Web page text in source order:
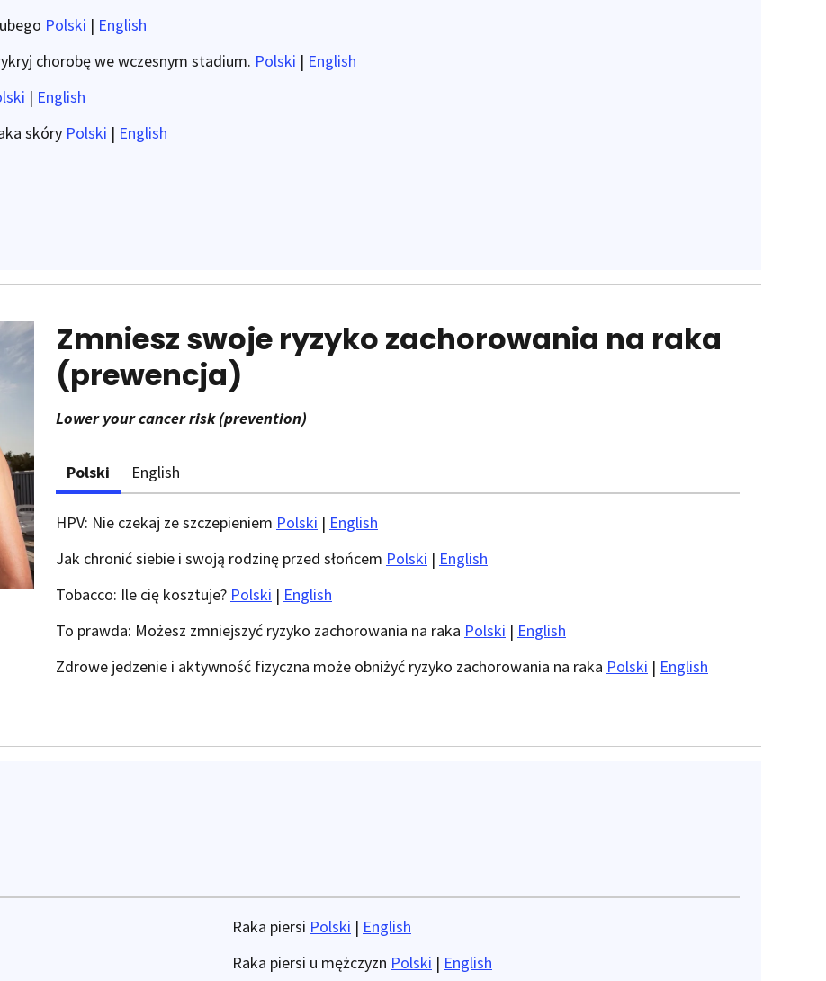
Polski | English
chorobę we wczesnym stadium. Polski | English
| English
skóry Polski | English
Zmniesz swoje ryzyko zachorowania na raka
(prewencja)
Lower your cancer risk (prevention)
Polski English
HPV: Nie czekaj ze szczepieniem Polski | English
Jak chronić siebie i swoją rodzinę przed słońcem Polski | English
Tobacco: Ile cię kosztuje? Polski | English
To prawda: Możesz zmniejszyć ryzyko zachorowania na raka Polski | English
Zdrowe jedzenie i aktywność fizyczna może obniżyć ryzyko zachorowania na raka Polski | English
Raka piersi Polski | English
Raka piersi u mężczyzn Polski | English